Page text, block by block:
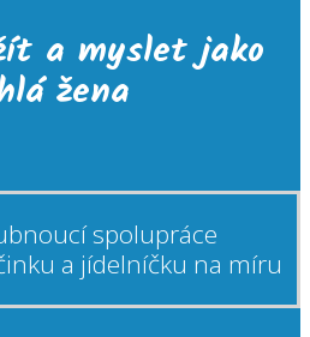
a myslet jako
žena
spolupráce
a jídelníčku na míru